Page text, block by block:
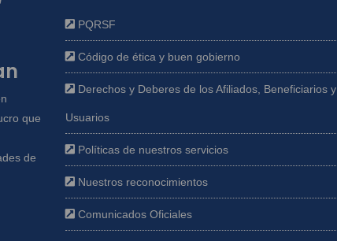
que
de
PQRSF
Código de ética y buen gobierno
Derechos y Deberes de los Afiliados, Beneficiarios y
Usuarios
Políticas de nuestros servicios
Nuestros reconocimientos
Comunicados Oficiales